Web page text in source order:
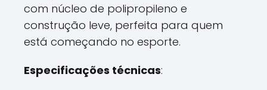
com núcleo de polipropileno e
construção leve, perfeita para quem
está começando no esporte.
Especificações técnicas: